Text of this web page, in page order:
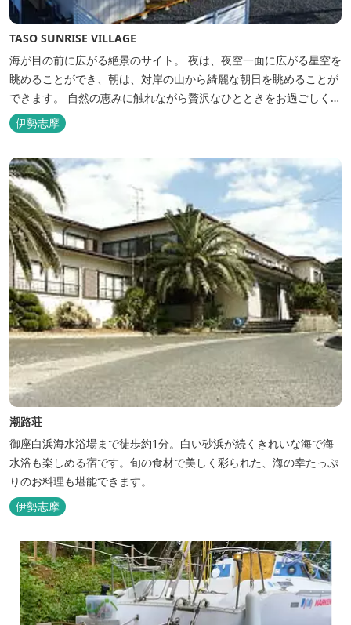
TASO SUNRISE VILLAGE
海が目の前に広がる絶景のサイト。 夜は、夜空一面に広がる星空を
眺めることができ、朝は、対岸の山から綺麗な朝日を眺めることが
できます。 自然の恵みに触れながら贅沢なひとときをお過ごしくだ
さい。 ウッドテラスでのバーベキューを楽しむこともでき、BBQ
初心者でも安心のガスBBQ台をご用意しております。 また、海岸
を散策しながら海風を感じるのもよし、インスタントハウス内でリ
ラックスする...
伊勢志摩
潮路荘
御座白浜海水浴場まで徒歩約1分。白い砂浜が続くきれいな海で海
水浴も楽しめる宿です。旬の食材で美しく彩られた、海の幸たっぷ
りのお料理も堪能できます。
伊勢志摩